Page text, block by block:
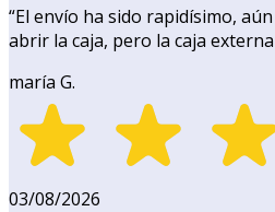
“El envío ha sido rapidísimo,
abrir la caja, pero la caja
maría G.
03/08/2026